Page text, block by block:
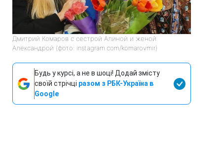
Дмитрий Комаров с сестрой Алиной и женой
Александрой (фото: instagram.com/komarovmir)
Будь у курсі, а не в шоці! Додай змісту
своїй стрічці разом з РБК-Україна в
Google